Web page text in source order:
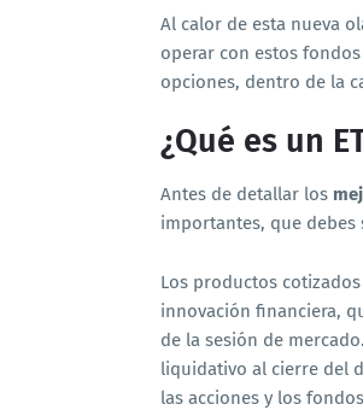
Al calor de esta nueva
operar con estos
opciones, dentro de la
¿Qué es un
Antes de detallar los
importantes, que
Los productos
innovación financiera,
de la sesión de
liquidativo al cierre del
las acciones y los